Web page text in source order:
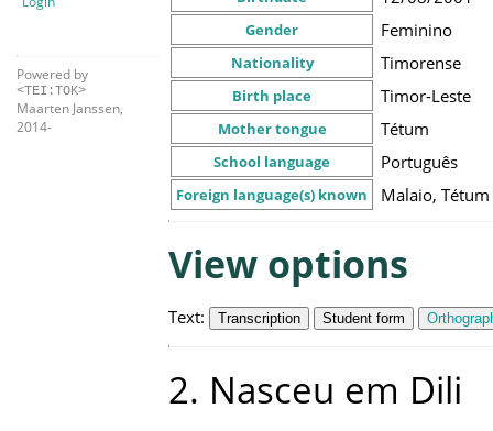
Powered by
<TEI:TOK>
Maarten Janssen,
2014-
Gender Feminino
Nationality Timorense
Birth place Timor-Leste
Mother tongue Tétum
School language Português
Foreign language(s) known Malaio, Tétum
View options
Text: Transcription Student form
2. Nasceu em Dili